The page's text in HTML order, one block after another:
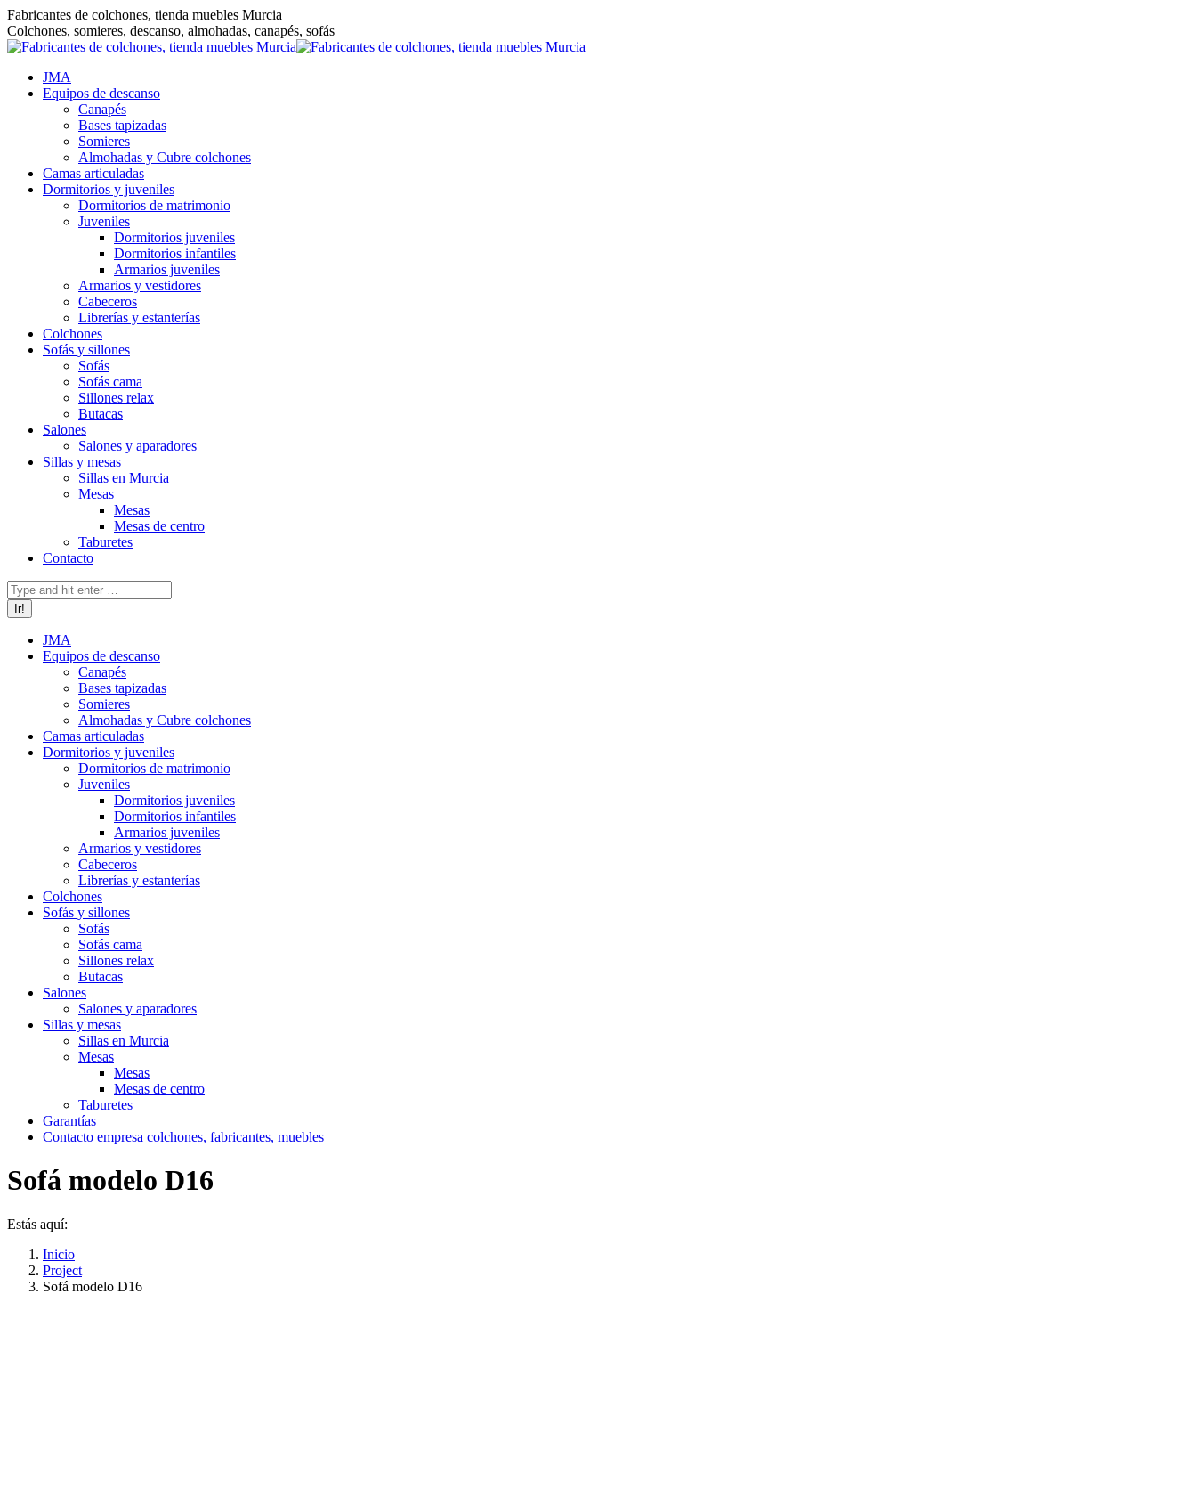
Saltar
al
contenido
Fabricantes de colchones, tienda muebles Murcia
Colchones, somieres, descanso, almohadas, canapés, sofás
JMA
Equipos de descanso
Canapés
Bases tapizadas
Somieres
Almohadas y Cubre colchones
Camas articuladas
Dormitorios y juveniles
Dormitorios de matrimonio
Juveniles
Dormitorios juveniles
Dormitorios infantiles
Armarios juveniles
Armarios y vestidores
Cabeceros
Librerías y estanterías
Colchones
Sofás y sillones
Sofás
Sofás cama
Sillones relax
Butacas
Salones
Salones y aparadores
Sillas y mesas
Sillas en Murcia
Mesas
Mesas
Mesas de centro
Taburetes
Contacto
Buscar:
JMA
Equipos de descanso
Canapés
Bases tapizadas
Somieres
Almohadas y Cubre colchones
Camas articuladas
Dormitorios y juveniles
Dormitorios de matrimonio
Juveniles
Dormitorios juveniles
Dormitorios infantiles
Armarios juveniles
Armarios y vestidores
Cabeceros
Librerías y estanterías
Colchones
Sofás y sillones
Sofás
Sofás cama
Sillones relax
Butacas
Salones
Salones y aparadores
Sillas y mesas
Sillas en Murcia
Mesas
Mesas
Mesas de centro
Taburetes
Garantías
Contacto empresa colchones, fabricantes, muebles
Sofá modelo D16
Estás aquí:
Inicio
Project
Sofá modelo D16